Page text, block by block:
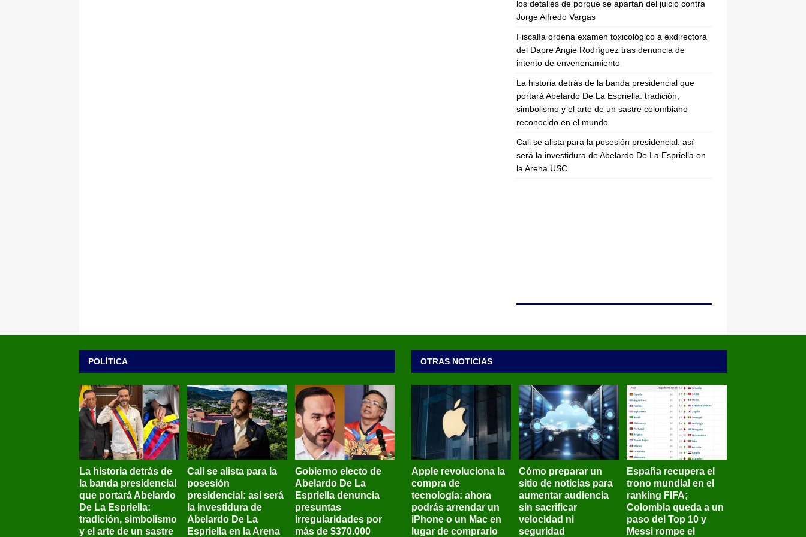
los detalles de porque se apartan del juicio contra
Jorge Alfredo Vargas
Fiscalía ordena examen toxicológico a exdirectora
del Dapre Angie Rodríguez tras denuncia de
intento de envenenamiento
La historia detrás de la banda presidencial que
portará Abelardo De La Espriella: tradición,
simbolismo y el arte de un sastre colombiano
reconocido en el mundo
Cali se alista para la posesión presidencial: así
será la investidura de Abelardo De La Espriella en
la Arena USC
POLÍTICA
La historia detrás de
la banda presidencial
que portará Abelardo
De La Espriella:
tradición, simbolismo
y el arte de un sastre
Cali se alista para la
posesión
presidencial: así será
la investidura de
Abelardo De La
Espriella en la Arena
Gobierno electo de
Abelardo De La
Espriella denuncia
presuntas
irregularidades por
más de $370.000
OTRAS NOTICIAS
Apple revoluciona la
compra de
tecnología: ahora
podrás arrendar un
iPhone o un Mac en
lugar de comprarlo
Cómo preparar un
sitio de noticias para
aumentar audiencia
sin sacrificar
velocidad ni
seguridad
España recupera el
trono mundial en el
ranking FIFA;
Colombia queda a un
paso del Top 10 y
Messi rompe el